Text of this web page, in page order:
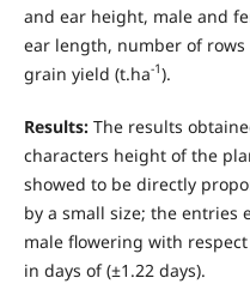
and ear height, male and
ear length, number of rows
grain yield (t.ha-1).
Results:The results
characters height of the
showed to be directly
by a small size; the entries
male flowering with
in days of (±1.22 days).